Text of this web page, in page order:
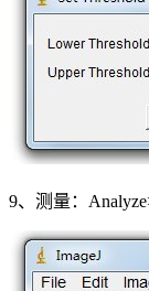
9、测量：